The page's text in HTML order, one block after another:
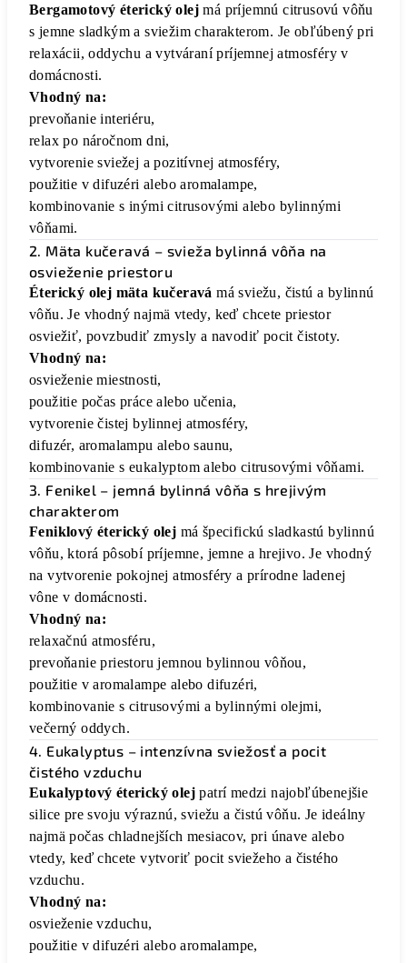
Bergamotový éterický olej má príjemnú citrusovú vôňu
s jemne sladkým a sviežim charakterom. Je obľúbený pri
relaxácii, oddychu a vytváraní príjemnej atmosféry v
domácnosti.
Vhodný na:
prevoňanie interiéru,
relax po náročnom dni,
vytvorenie sviežej a pozitívnej atmosféry,
použitie v difuzéri alebo aromalampe,
kombinovanie s inými citrusovými alebo bylinnými
vôňami.
2. Mäta kučeravá – svieža bylinná vôňa na
osvieženie priestoru
Éterický olej mäta kučeravá má sviežu, čistú a bylinnú
vôňu. Je vhodný najmä vtedy, keď chcete priestor
osviežiť, povzbudiť zmysly a navodiť pocit čistoty.
Vhodný na:
osvieženie miestnosti,
použitie počas práce alebo učenia,
vytvorenie čistej bylinnej atmosféry,
difuzér, aromalampu alebo saunu,
kombinovanie s eukalyptom alebo citrusovými vôňami.
3. Fenikel – jemná bylinná vôňa s hrejivým
charakterom
Feniklový éterický olej má špecifickú sladkastú bylinnú
vôňu, ktorá pôsobí príjemne, jemne a hrejivo. Je vhodný
na vytvorenie pokojnej atmosféry a prírodne ladenej
vône v domácnosti.
Vhodný na:
relaxačnú atmosféru,
prevoňanie priestoru jemnou bylinnou vôňou,
použitie v aromalampe alebo difuzéri,
kombinovanie s citrusovými a bylinnými olejmi,
večerný oddych.
4. Eukalyptus – intenzívna sviežosť a pocit
čistého vzduchu
Eukalyptový éterický olej patrí medzi najobľúbenejšie
silice pre svoju výraznú, sviežu a čistú vôňu. Je ideálny
najmä počas chladnejších mesiacov, pri únave alebo
vtedy, keď chcete vytvoriť pocit sviežeho a čistého
vzduchu.
Vhodný na:
osvieženie vzduchu,
použitie v difuzéri alebo aromalampe,